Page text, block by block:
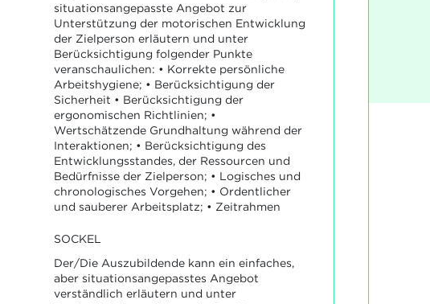
situationsangepasste Angebot zur
Unterstützung der motorischen Entwicklung
der Zielperson erläutern und unter
Berücksichtigung folgender Punkte
veranschaulichen: • Korrekte persönliche
Arbeitshygiene; • Berücksichtigung der
Sicherheit • Berücksichtigung der
ergonomischen Richtlinien; •
Wertschätzende Grundhaltung während der
Interaktionen; • Berücksichtigung des
Entwicklungsstandes, der Ressourcen und
Bedürfnisse der Zielperson; • Logisches und
chronologisches Vorgehen; • Ordentlicher
und sauberer Arbeitsplatz; • Zeitrahmen
SOCKEL
Der/Die Auszubildende kann ein einfaches,
aber situationsangepasstes Angebot
verständlich erläutern und unter